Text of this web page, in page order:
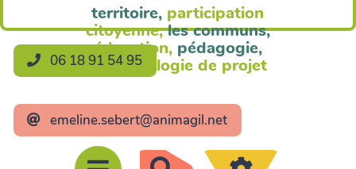
territoire, participation
citoyenne, les communs,
éducation, pédagogie,
méthodologie de projet
06 18 91 54 95
emeline.sebert@animagil.net